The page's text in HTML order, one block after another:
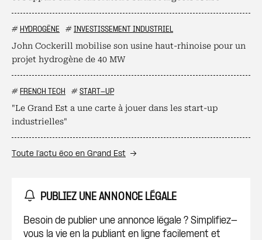
# HYDROGÈNE # INVESTISSEMENT INDUSTRIEL
John Cockerill mobilise son usine haut-rhinoise pour un
projet hydrogène de 40 MW
# FRENCH TECH # START-UP
"Le Grand Est a une carte à jouer dans les start-up
industrielles"
Toute l’actu éco en Grand Est
PUBLIEZ UNE ANNONCE LÉGALE
Besoin de publier une annonce légale ? Simplifiez-
vous la vie en la publiant en ligne facilement et